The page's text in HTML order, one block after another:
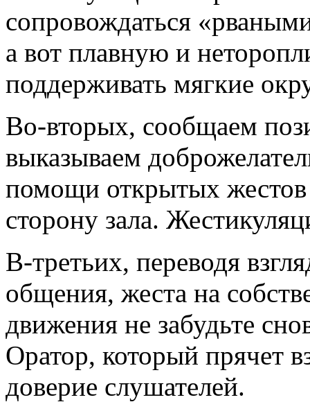
сопровождаться
а вот плавную и
поддерживать мягкие
Во-вторых, сообщаем
выказываем
помощи открытых жестов
сторону зала.
В-третьих, переводя
общения, жеста на
движения не забудьте
Оратор, который прячет
доверие слушателей.